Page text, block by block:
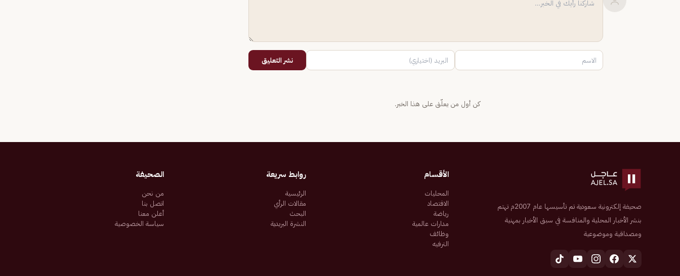
نشر التعليق
كن أول من يعلّق على هذا الخبر.
صحيفة إلكترونية سعودية تم تأسيسها عام 2007م تهتم
بنشر الأخبار المحلية والمنافسة في سبق الأخبار بمهنية
ومصداقية وموضوعية
الأقسام
المحليات
الاقتصاد
رياضة
مدارات عالمية
وظائف
الترفيه
روابط سريعة
الرئيسية
مقالات الرأي
البحث
النشرة البريدية
الصحيفة
من نحن
اتصل بنا
أعلن معنا
سياسة الخصوصية